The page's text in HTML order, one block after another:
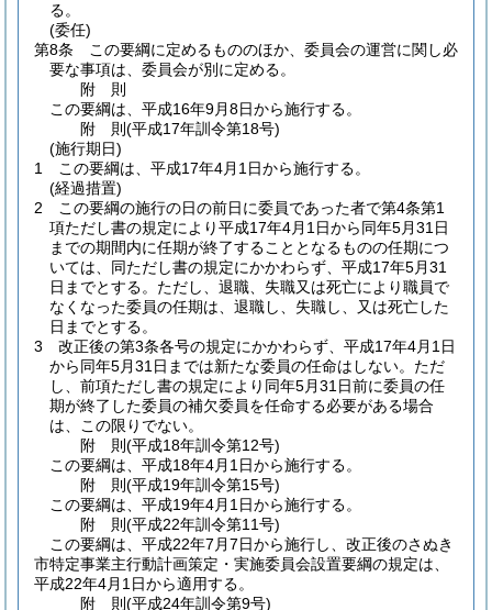
る。
(委任)
第8条
この要綱に定めるもののほか、委員会の運営に関し必
要な事項は、委員会が別に定める。
附 則
この要綱は、平成16年9月8日から施行する。
附 則(平成17年訓令第18号)
(施行期日)
1
この要綱は、平成17年4月1日から施行する。
(経過措置)
2
この要綱の施行の日の前日に委員であった者で第4条第1
項ただし書の規定により平成17年4月1日から同年5月31日
までの期間内に任期が終了することとなるものの任期につ
いては、同ただし書の規定にかかわらず、平成17年5月31
日までとする。 ただし、退職、失職又は死亡により職員で
なくなった委員の任期は、退職し、失職し、又は死亡した
日までとする。
3
改正後の第3条各号の規定にかかわらず、平成17年4月1日
から同年5月31日までは新たな委員の任命はしない。 ただ
し、前項ただし書の規定により同年5月31日前に委員の任
期が終了した委員の補欠委員を任命する必要がある場合
は、この限りでない。
附 則(平成18年訓令第12号)
この要綱は、平成18年4月1日から施行する。
附 則(平成19年訓令第15号)
この要綱は、平成19年4月1日から施行する。
附 則(平成22年訓令第11号)
この要綱は、平成22年7月7日から施行し、改正後のさぬき
市特定事業主行動計画策定・実施委員会設置要綱の規定は、
平成22年4月1日から適用する。
附 則(平成24年訓令第9号)